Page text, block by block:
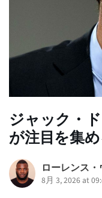
ジャック・
が注目を集
ローレンス
8月 3, 2026 at